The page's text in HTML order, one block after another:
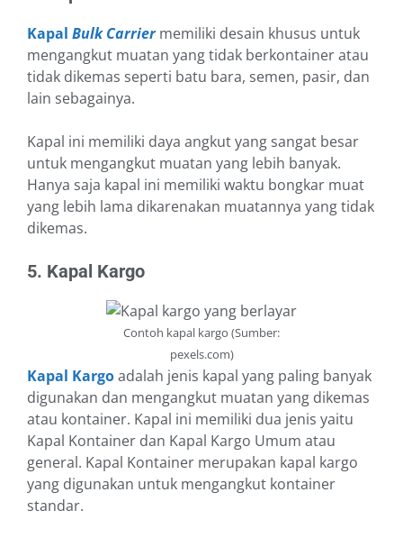
Kapal Bulk Carriermemiliki desain khusus untuk
mengangkut muatan yang tidak berkontainer atau
tidak dikemas seperti batu bara, semen, pasir, dan
lain sebagainya.
Kapal ini memiliki daya angkut yang sangat besar
untuk mengangkut muatan yang lebih banyak.
Hanya saja kapal ini memiliki waktu bongkar muat
yang lebih lama dikarenakan muatannya yang tidak
dikemas.
5. Kapal Kargo
Contoh kapal kargo (Sumber:
pexels.com)
Kapal Kargoadalah jenis kapal yang paling banyak
digunakan dan mengangkut muatan yang dikemas
atau kontainer. Kapal ini memiliki dua jenis yaitu
Kapal Kontainer dan Kapal Kargo Umum atau
general. Kapal Kontainer merupakan kapal kargo
yang digunakan untuk mengangkut kontainer
standar.